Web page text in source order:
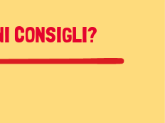
CONSIGLI?